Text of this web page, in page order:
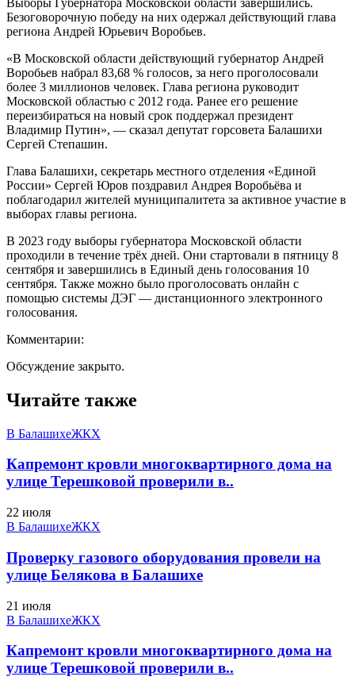
Безоговорочную победу на них одержал действующий глава
региона Андрей Юрьевич Воробьев.
«В Московской области действующий губернатор Андрей
Воробьев набрал 83,68 % голосов, за него проголосовали
более 3 миллионов человек. Глава региона руководит
Московской областью с 2012 года. Ранее его решение
переизбираться на новый срок поддержал президент
Владимир Путин», — сказал депутат горсовета Балашихи
Сергей Степашин.
Глава Балашихи, секретарь местного отделения «Единой
России» Сергей Юров поздравил Андрея Воробьёва и
поблагодарил жителей муниципалитета за активное участие в
выборах главы региона.
В 2023 году выборы губернатора Московской области
проходили в течение трёх дней. Они стартовали в пятницу 8
сентября и завершились в Единый день голосования 10
сентября. Также можно было проголосовать онлайн с
помощью системы ДЭГ — дистанционного электронного
голосования.
Комментарии:
Обсуждение закрыто.
Читайте также
В БалашихеЖКХ
Капремонт кровли многоквартирного дома на
улице Терешковой проверили в..
22 июля
В БалашихеЖКХ
Проверку газового оборудования провели на
улице Белякова в Балашихе
21 июля
В БалашихеЖКХ
Капремонт кровли многоквартирного дома на
улице Терешковой проверили в..